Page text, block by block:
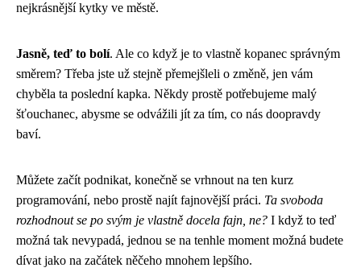
nejkrásnější kytky ve městě.
Jasně, teď to bolí. Ale co když je to vlastně kopanec správným
směrem? Třeba jste už stejně přemejšleli o změně, jen vám
chyběla ta poslední kapka. Někdy prostě potřebujeme malý
šťouchanec, abysme se odvážili jít za tím, co nás doopravdy
baví.
Můžete začít podnikat, konečně se vrhnout na ten kurz
programování, nebo prostě najít fajnovější práci. Ta svoboda
rozhodnout se po svým je vlastně docela fajn, ne? I když to teď
možná tak nevypadá, jednou se na tenhle moment možná budete
dívat jako na začátek něčeho mnohem lepšího.